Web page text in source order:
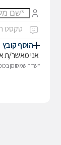
הוסף קובץ
אני מאשר/ת
*שדה שמסומן